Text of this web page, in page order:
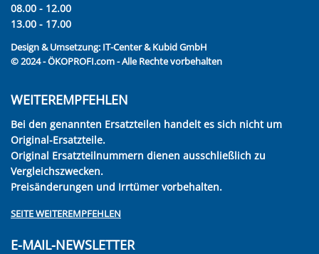
08.00 - 12.00
13.00 - 17.00
Design & Umsetzung: IT-Center & Kubid GmbH
© 2024 - ÖKOPROFI.com - Alle Rechte vorbehalten
WEITEREMPFEHLEN
Bei den genannten Ersatzteilen handelt es sich nicht um
Original-Ersatzteile.
Original Ersatzteilnummern dienen ausschließlich zu
Vergleichszwecken.
Preisänderungen und Irrtümer vorbehalten.
SEITE WEITEREMPFEHLEN
E-MAIL-NEWSLETTER